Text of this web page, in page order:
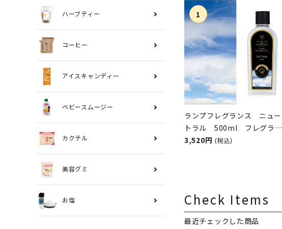
ハーブティー
コーヒー
アイスキャンディー
ベビースムージー
カクテル
美容グミ
お塩
ランプフレグランス ニュー
トラル 500ml フレグラン
スランプ用オイル
3,520円 (税込)
Check Items
最近チェックした商品